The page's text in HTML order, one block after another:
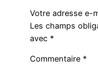
Votre adresse e-
Les champs
avec *
Commentaire *